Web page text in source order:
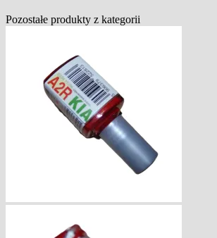
Pozostałe produkty z kategorii